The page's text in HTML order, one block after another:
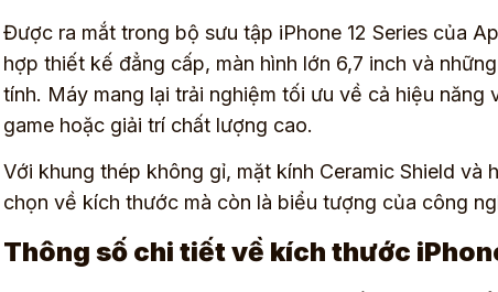
Được ra mắt trong bộ sưu tập iPhone 12 Series của
hợp thiết kế đẳng cấp, màn hình lớn 6,7 inch và
tính. Máy mang lại trải nghiệm tối ưu về cả hiệu
game hoặc giải trí chất lượng cao.
Với khung thép không gỉ, mặt kính Ceramic Shield và
chọn về kích thước mà còn là biểu tượng của công
Thông số chi tiết về kích thước